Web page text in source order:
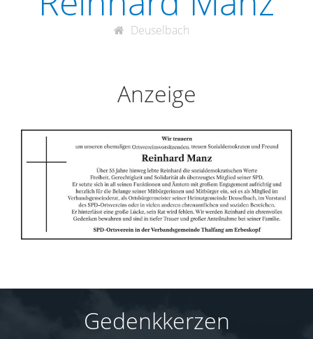
Deuselbach
Anzeige
Gedenkkerzen